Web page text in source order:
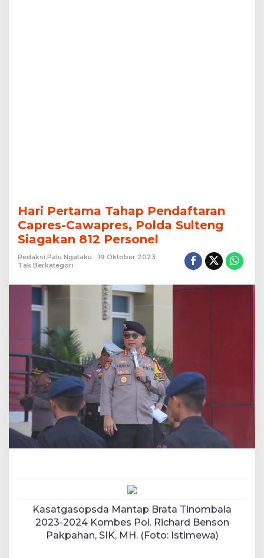
Hari Pertama Tahap Pendaftaran
Capres-Cawapres, Polda Sulteng
Siagakan 812 Personel
Redaksi Palu Ngataku
19 Oktober 2023
Tak Berkategori
Kasatgasopsda Mantap Brata Tinombala
2023-2024 Kombes Pol. Richard Benson
Pakpahan, SIK, MH. (Foto: Istimewa)